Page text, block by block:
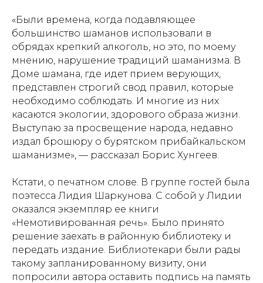
«Были времена, когда подавляющее
большинство шаманов использовали в
обрядах крепкий алкоголь, но это, по моему
мнению, нарушение традиций шаманизма. В
Доме шамана, где идет прием верующих,
представлен строгий свод правил, которые
необходимо соблюдать. И многие из них
касаются экологии, здорового образа жизни.
Выступаю за просвещение народа, недавно
издал брошюру о бурятском прибайкальском
шаманизме», — рассказал Борис Хунгеев.
Кстати, о печатном слове. В группе гостей была
поэтесса Лидия Шаркунова. С собой у Лидии
оказался экземпляр ее книги
«Немотивированная речь». Было принято
решение заехать в районную библиотеку и
передать издание. Библиотекари были рады
такому запланированному визиту, они
попросили автора оставить подпись на память